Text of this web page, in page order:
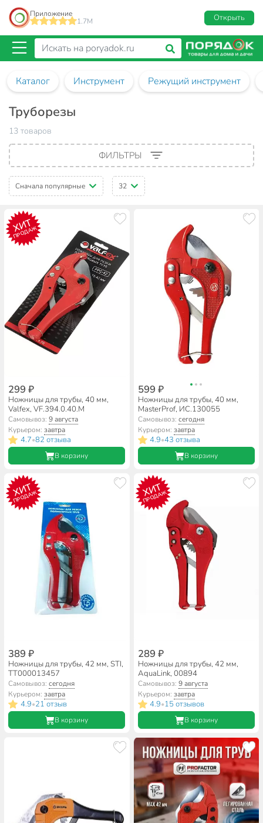
Приложение
1.7M
Открыть
Каталог Инструмент Режущий инструмент
Труборезы
13 товаров
ФИЛЬТРЫ
Сначала популярные 32
ХИТ
ПРОДАЖ
299 ₽
Ножницы для трубы, 40 мм,
Valfex, VF.394.0.40.M
Самовывоз:9 августа
Курьером:завтра
4.7•82 отзыва
В корзину
599 ₽
Ножницы для трубы, 40 мм,
MasterProf, ИС.130055
Самовывоз: сегодня
Курьером: завтра
4.9•43 отзыва
В корзину
ХИТ
ПРОДАЖ
389 ₽
Ножницы для трубы, 42 мм, STI,
ТТ000013457
Самовывоз:сегодня
Курьером:завтра
4.9•21 отзыв
В корзину
ХИТ
ПРОДАЖ
289 ₽
Ножницы для трубы, 42 мм,
AquaLink, 00894
Самовывоз: 9 августа
Курьером: завтра
4.9•15 отзывов
В корзину